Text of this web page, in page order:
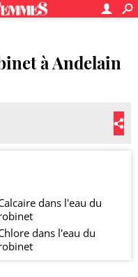
à Andelain
dans l'eau du
dans l'eau du